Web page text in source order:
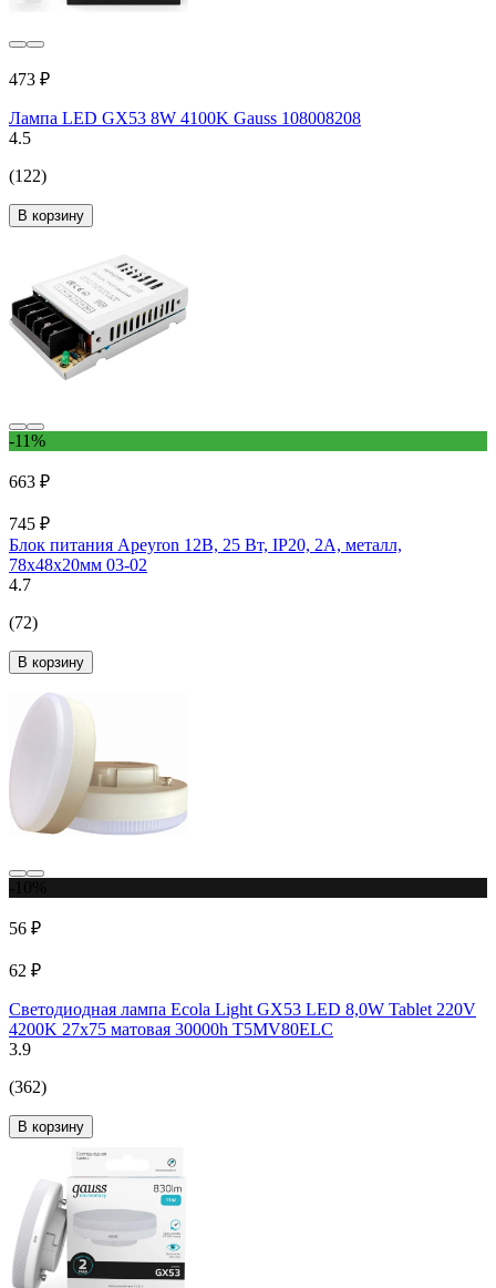
473 ₽
Лампа LED GX53 8W 4100K Gauss 108008208
4.5
(122)
В корзину
-11%
663 ₽
745 ₽
Блок питания Apeyron 12В, 25 Вт, IP20, 2А, металл,
78х48х20мм 03-02
4.7
(72)
В корзину
56 ₽
62 ₽
Светодиодная лампа Ecola Light GX53 LED 8,0W Tablet 220V
4200K 27x75 матовая 30000h T5MV80ELC
3.9
(362)
В корзину